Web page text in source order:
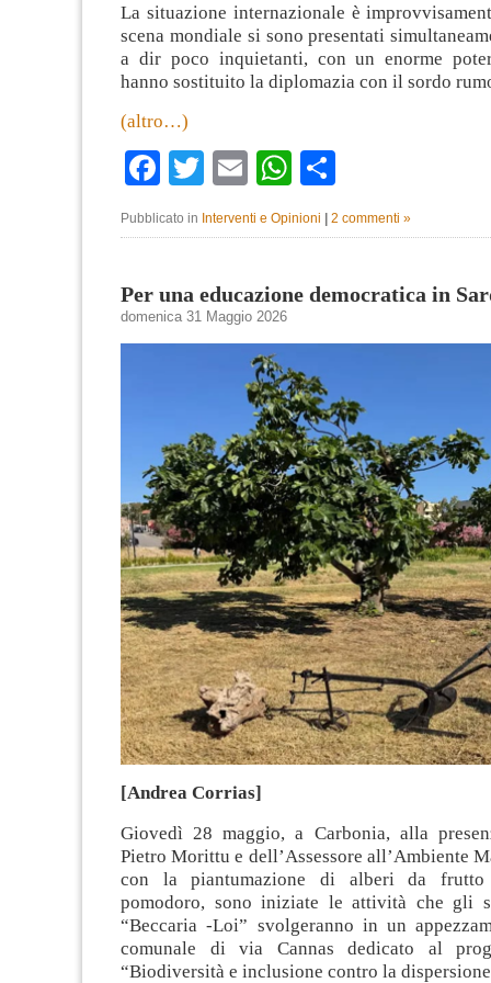
La situazione internazionale è
scena mondiale si sono presentati
a dir poco inquietanti, con un enorme
hanno sostituito la diplomazia con il sordo
(altro…)
Facebook
TwitterEmailWhatsApp
Pubblicato in Interventi e Opinioni 2 commenti »
Per una educazione democratica in
domenica 31 Maggio 2026
[Andrea Corrias]
Giovedì 28 maggio, a Carbonia, alla
Pietro Morittu e dell’Assessore all’Ambiente
con la piantumazione di alberi da
pomodoro, sono iniziate le attività che gli
“Beccaria -Loi” svolgeranno in un
comunale di via Cannas dedicato al
“Biodiversità e inclusione contro la